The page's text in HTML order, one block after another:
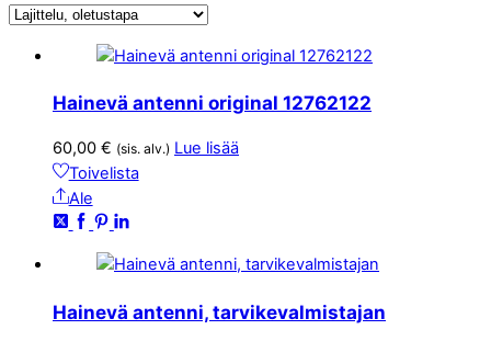
Hainevä antenni original 12762122
60,00 € (sis. alv.) Lue lisää
Toivelista
Ale
Hainevä antenni, tarvikevalmistajan